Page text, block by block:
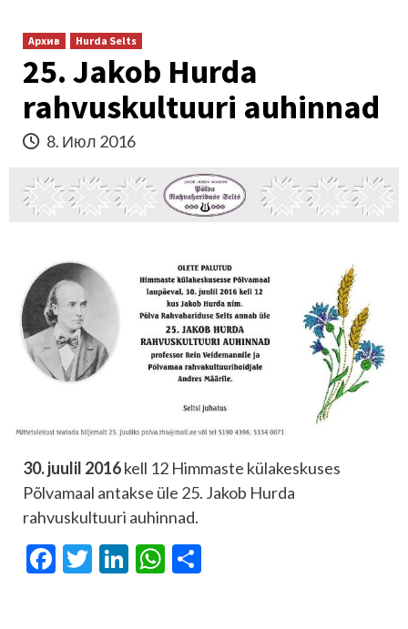
Архив Hurda Selts
25. Jakob Hurda
rahvuskultuuri auhinnad
8. Июл 2016
30. juulil 2016kell 12 Himmaste külakeskuses
Põlvamaal antakse üle 25. Jakob Hurda
rahvuskultuuri auhinnad.
Facebook
Twitter
LinkedIn
WhatsApp